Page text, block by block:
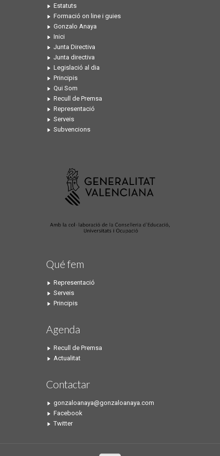
Estatuts
Formació on line i guies
Gonzalo Anaya
Inici
Junta Directiva
Junta directiva
Legislació al dia
Principis
Qui Som
Recull de Premsa
Representació
Serveis
Subvencions
Qué fem
Representació
Serveis
Principis
Agenda
Recull de Premsa
Actualitat
Contactar
gonzaloanaya@gonzaloanaya.com
Facebook
Twitter